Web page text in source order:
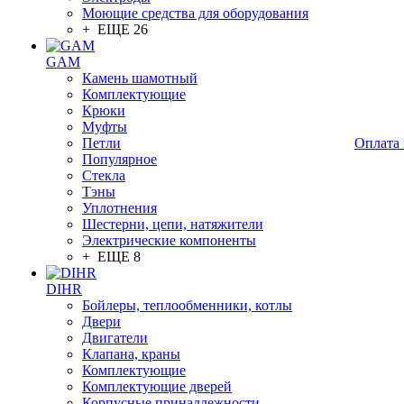
Моющие средства для оборудования
+ ЕЩЕ 26
GAM
Камень шамотный
Комплектующие
Крюки
Муфты
Петли
Популярное
Стекла
Тэны
Уплотнения
Шестерни, цепи, натяжители
Электрические компоненты
+ ЕЩЕ 8
DIHR
Бойлеры, теплообменники, котлы
Двери
Двигатели
Клапана, краны
Комплектующие
Комплектующие дверей
Оплата